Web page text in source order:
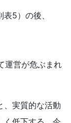
5）の後、
運営が危ぶまれ
、実質的な活動